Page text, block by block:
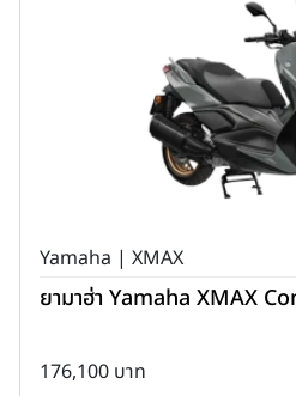
Yamaha | XMAX
ยามาฮ่า Yamaha XMAX
176,100 บาท